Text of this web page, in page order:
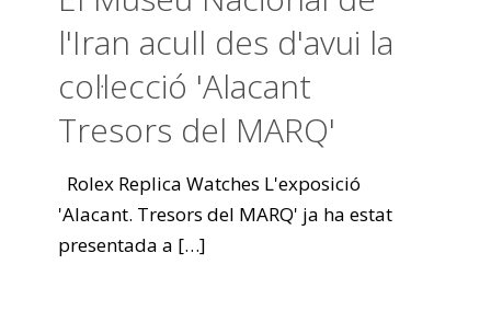
l'Iran acull des d'avui la
col·lecció 'Alacant
Tresors del MARQ'
Rolex Replica Watches L'exposició
'Alacant. Tresors del MARQ' ja ha estat
presentada a […]